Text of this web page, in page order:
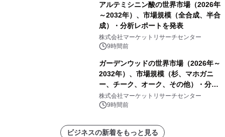
アルテミシニン酸の世界市場（2026年
～2032年）、市場規模（全合成、半合
成）・分析レポートを発表
株式会社マーケットリサーチセンター
9時間前
ガーデンウッドの世界市場（2026年～
2032年）、市場規模（杉、マホガニ
ー、チーク、オーク、その他）・分析
レポートを発表
株式会社マーケットリサーチセンター
9時間前
ビジネスの新着をもっと見る